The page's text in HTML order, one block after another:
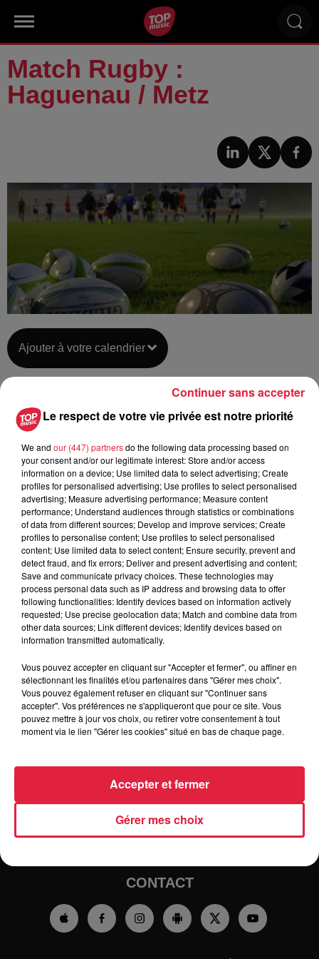
Match Rugby :
Haguenau / Metz
Ajouter à votre calendrier
Date
Lieu Parc des Sports de HAGUENAU (67)
Tarif Gratuit
RADIO INFOS
AGENDA
CONTACT
Le respect de votre vie privée est notre priorité
We and our (447) partnersdo the following data processing based on
your consent and/or our legitimate interest: Store and/or access
information on a device; Use limited data to select advertising; Create
profiles for personalised advertising; Use profiles to select personalised
advertising; Measure advertising performance; Measure content
performance; Understand audiences through statistics or combinations
of data from different sources; Develop and improve services; Create
profiles to personalise content; Use profiles to select personalised
content; Use limited data to select content; Ensure security, prevent and
detect fraud, and fix errors; Deliver and present advertising and content;
Save and communicate privacy choices. These technologies may
process personal data such as IP address and browsing data to offer
following functionalities: Identify devices based on information actively
requested; Use precise geolocation data; Match and combine data from
other data sources; Link different devices; Identify devices based on
information transmitted automatically.
Vous pouvez accepter en cliquant sur "Accepter et fermer", ou affiner en
sélectionnant les finalités et/ou partenaires dans "Gérer mes choix".
Vous pouvez également refuser en cliquant sur "Continuer sans
accepter". Vos préférences ne s'appliqueront que pour ce site. Vous
pouvez mettre à jour vos choix, ou retirer votre consentement à tout
moment via le lien "Gérer les cookies" situé en bas de chaque page.
Gérer mes choix
Accepter et fermer
Continuer sans accepter